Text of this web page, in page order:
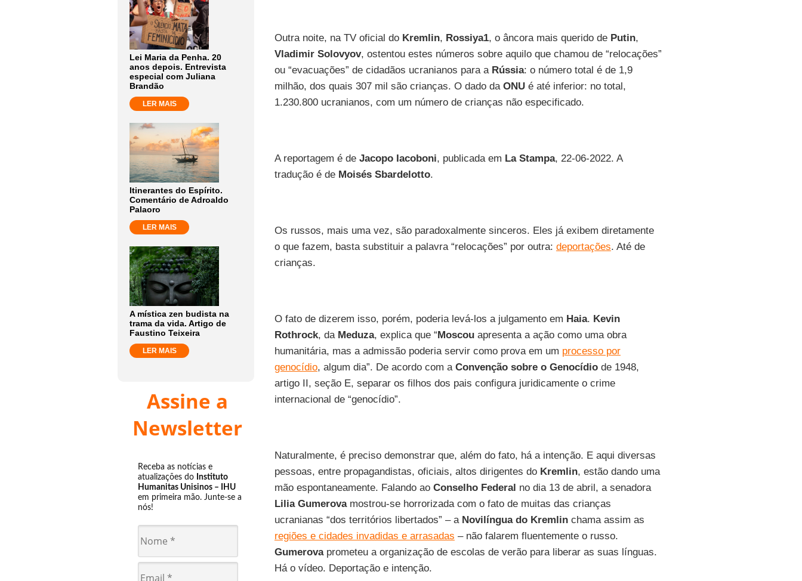
Lei Maria da Penha. 20
anos depois. Entrevista
especial com Juliana
Brandão
LER MAIS
Itinerantes do Espírito.
Comentário de Adroaldo
Palaoro
LER MAIS
A mística zen budista na
trama da vida. Artigo de
Faustino Teixeira
LER MAIS
Assine a
Newsletter
Receba as notícias e
atualizações do Instituto
Humanitas Unisinos – IHU
em primeira mão. Junte-se a
nós!
Outra noite, na TV oficial do Kremlin, Rossiya1, o âncora mais querido de Putin,
Vladimir Solovyov, ostentou estes números sobre aquilo que chamou de “relocações”
ou “evacuações” de cidadãos ucranianos para a Rússia: o número total é de 1,9
milhão, dos quais 307 mil são crianças. O dado da ONUé até inferior: no total,
1.230.800 ucranianos, com um número de crianças não especificado.
A reportagem é de Jacopo Iacoboni, publicada em La Stampa, 22-06-2022. A
tradução é de Moisés Sbardelotto.
Os russos, mais uma vez, são paradoxalmente sinceros. Eles já exibem diretamente
o que fazem, basta substituir a palavra “relocações” por outra: deportações. Até de
crianças.
O fato de dizerem isso, porém, poderia levá-los a julgamento em Haia. Kevin
Rothrock, da Meduza, explica que “Moscouapresenta a ação como uma obra
humanitária, mas a admissão poderia servir como prova em um processo por
genocídio, algum dia”. De acordo com a Convenção sobre o Genocídiode 1948,
artigo II, seção E, separar os filhos dos pais configura juridicamente o crime
internacional de “genocídio”.
Naturalmente, é preciso demonstrar que, além do fato, há a intenção. E aqui diversas
pessoas, entre propagandistas, oficiais, altos dirigentes do Kremlin, estão dando uma
mão espontaneamente. Falando ao Conselho Federal no dia 13 de abril, a senadora
Lilia Gumerovamostrou-se horrorizada com o fato de muitas das crianças
ucranianas “dos territórios libertados” – a Novilíngua do Kremlinchama assim as
regiões e cidades invadidas e arrasadas – não falarem fluentemente o russo.
Gumerovaprometeu a organização de escolas de verão para liberar as suas línguas.
Há o vídeo. Deportação e intenção.